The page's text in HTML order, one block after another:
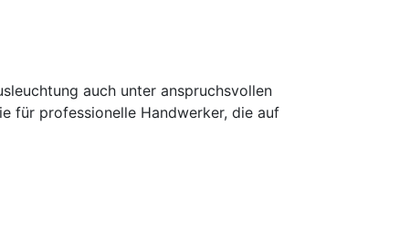
auch unter anspruchsvollen
für professionelle Handwerker, die auf